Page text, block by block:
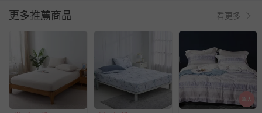
更多推薦商品 看更多